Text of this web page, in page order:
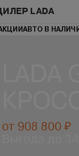
LADA
АВТО В
от 908 800 ₽